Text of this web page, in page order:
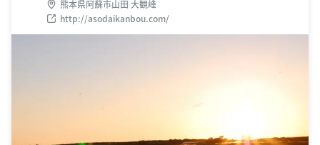
熊本県阿蘇市山田 大観峰
http://asodaikanbou.com/